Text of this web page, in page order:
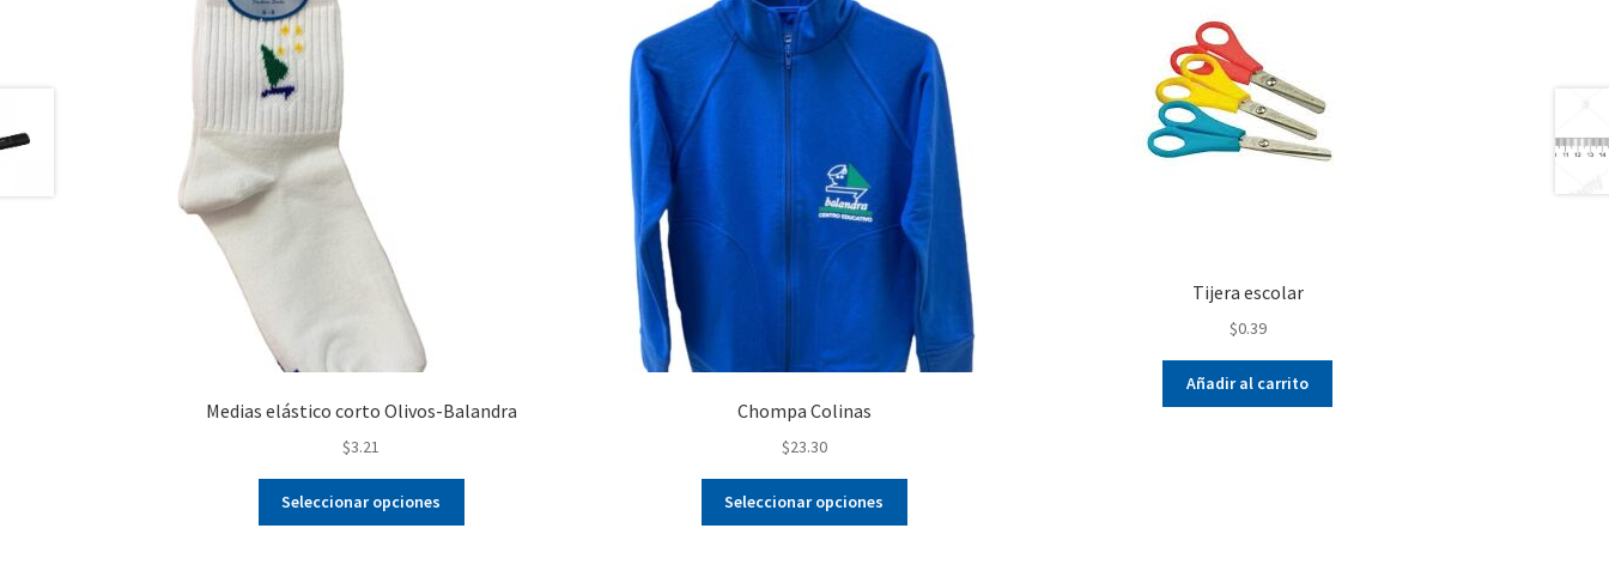
Medias elástico corto Olivos-Balandra
$3.21
Seleccionar opciones
Chompa Colinas
$23.30
Seleccionar opciones
Tijera escolar
$0.39
Añadir al carrito